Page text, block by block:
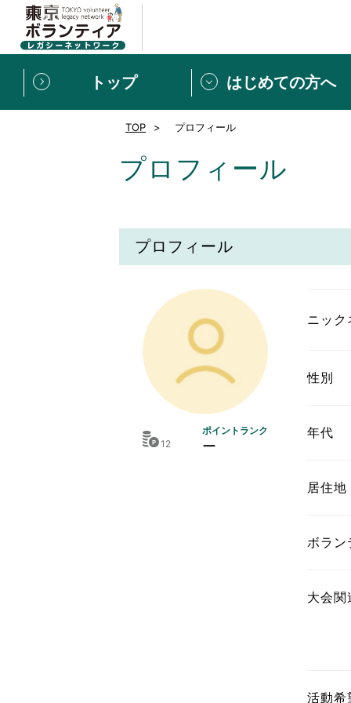
トップ はじめての方へ
新規登録 ボランティア
東京ボランティアレガ
VLNポイントとは
東京2020大会の軌跡
シティキャスト
おもてなし語学ボランティ
TOP プロフィール
プロフィール
プロフィール
12
ポイントランク
ー
ニック
性別
年代
居住地
ボラン
大会
活動希